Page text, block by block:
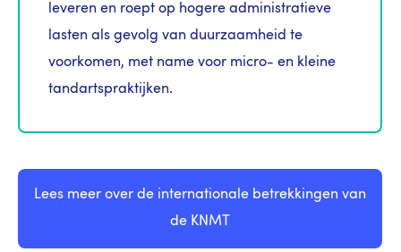
leveren en roept op hogere administratieve
lasten als gevolg van duurzaamheid te
voorkomen, met name voor micro- en kleine
tandartspraktijken.
Lees meer over de internationale betrekkingen van
de KNMT